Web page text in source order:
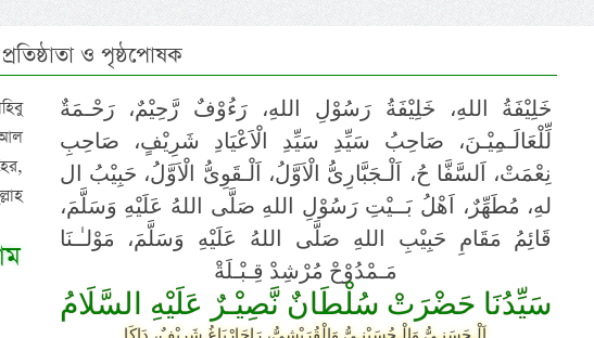
ও পৃষ্ঠপোষক
আল
خَلِيْفَةُ اللهِ، خَلِيْفَةُ رَسُوْلِ اللهِ، رَءُوْفٌ رَّحِيْمٌ، رَحْـمَةٌ
لِّلْعَالَـمِيْـنَ، صَاحِبُ سَيِّدِ سَيِّدِ الْاَعْيَادِ شَرِيْفٍ، صَاحِبِ
نِعْمَتْ، اَلسَّفَّا حُ، اَلْـجَبَّارِىُّ الْاَوَّلُ، اَلْـقَوِىُّ الْاَوَّلُ، حَبِيْبُ ال
لهِ، مُطَهِّرٌ، اَهْلُ بَــيْتِ رَسُوْلِ اللهِ صَلَّى اللهُ عَلَيْهِ وَسَلَّمَ،
قَائِمُ مَقَامِ حَبِيْبِ اللهِ صَلَّى اللهُ عَلَيْهِ وَسَلَّمَ، مَوْلـٰـنَا
مَـمْدُوْحْ مُرْشِدْ قِـبْـلَةْ
سَيِّدُنَا حَضْرَتْ سُلْطَانٌ نَّصِيْـرٌ عَلَيْهِ السَّلَامُ